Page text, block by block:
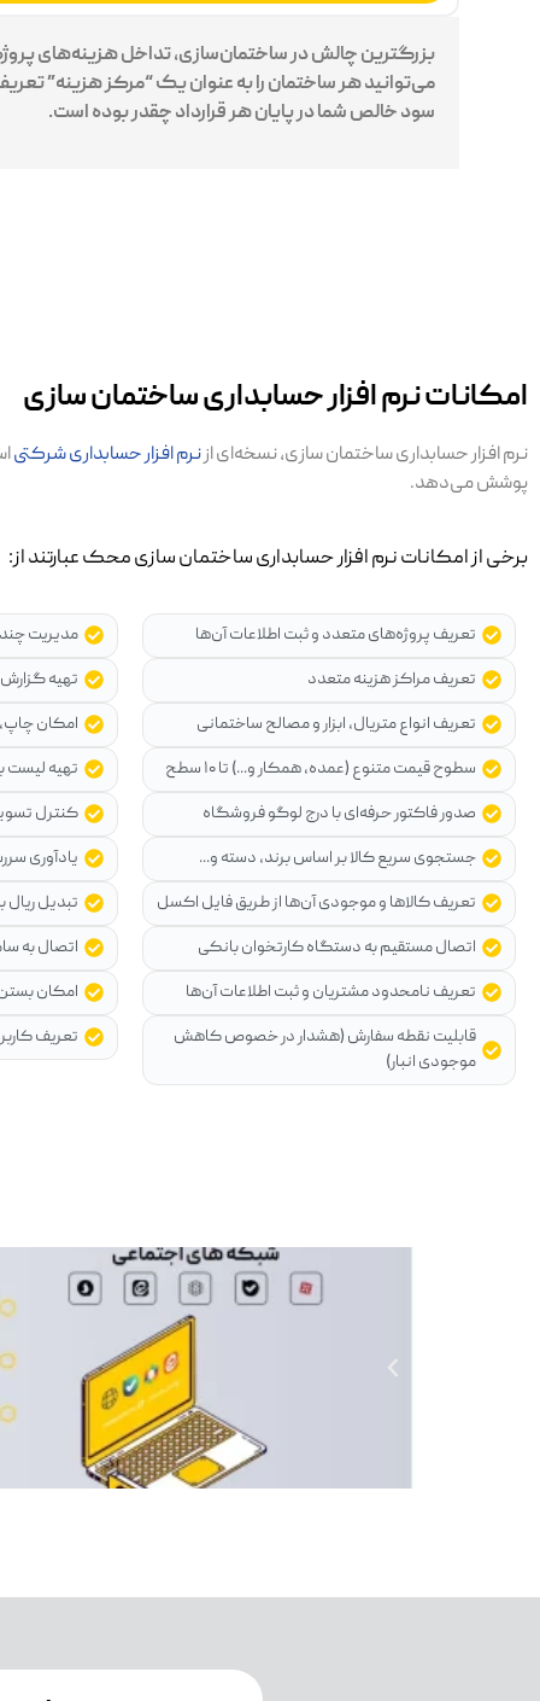
بزرگترین چالش در ساختمان‌سازی، تداخل هزینه‌های
می‌توانید هر ساختمان را به عنوان یک “مرکز هزینه”
سود خالص شما در پایان هر قرارداد چقدر بوده است.
امکانات نرم افزار حسابداری ساختمان سازی
نرم افزار حسابداری ساختمان سازی، نسخه‌ای ازنرم افزار حسابداری شرکتی
پوشش می‌دهد.
برخی از امکانات نرم افزار حسابداری ساختمان سازی محک عبارتند از:
تعریف پروژه‌های متعدد و ثبت اطلاعات آن‌ها
تعریف مراکز هزینه متعدد
تعریف انواع متریال، ابزار و مصالح ساختمانی
سطوح قیمت متنوع (عمده، همکار و...) تا ۱۰ سطح
صدور فاکتور حرفه‌ای با درج لوگو فروشگاه
جستجوی سریع کالا بر اساس برند، دسته و...
تعریف کالاها و موجودی آن‌ها از طریق فایل اکسل
اتصال مستقیم به دستگاه کارتخوان بانکی
تعریف نامحدود مشتریان و ثبت اطلاعات آن‌ها
قابلیت نقطه سفارش (هشدار در خصوص کاهش
موجودی انبار)
مدیریت چند
تهیه
امکان
تهیه لیست
کنترل
یادآوری
تبدیل ریال
اتصال به
امکان
تعریف